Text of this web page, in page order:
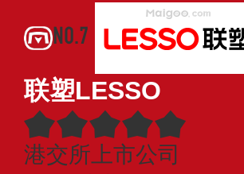
NO.7
联塑LESSO
港交所上市公司